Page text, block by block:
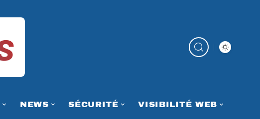
NEWS SÉCURITÉ VISIBILITÉ WEB